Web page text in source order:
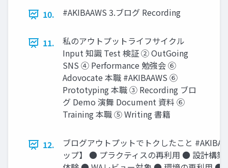
10. #AKIBAAWS 3.ブログ Recording
11.
私のアウトプットライフサイクル
Input 知識 Test 検証 ② OutGoing
SNS ④ Performance 勉強会 ⑥
Adovocate 本職 #AKIBAAWS ⑥
Prototyping 本職 ③ Recording ブロ
グ Demo 演舞 Document 資料 ⑥
Training 本職 ⑤ Writing 書籍
12.
ブログアウトプットでトクしたこと
ップ】 ● プラクティスの再利用 ● 設計構